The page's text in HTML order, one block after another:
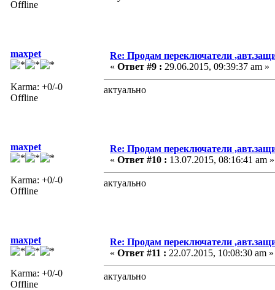
Offline
maxpet
Karma: +0/-0
Offline
Re: Продам переключатели
« Ответ #9 : 29.06.2015, 09:39:37 am »
актуально
maxpet
Karma: +0/-0
Offline
Re: Продам переключатели
« Ответ #10 : 13.07.2015, 08:16:41 am »
актуально
maxpet
Karma: +0/-0
Offline
Re: Продам переключатели
« Ответ #11 : 22.07.2015, 10:08:30 am »
актуально